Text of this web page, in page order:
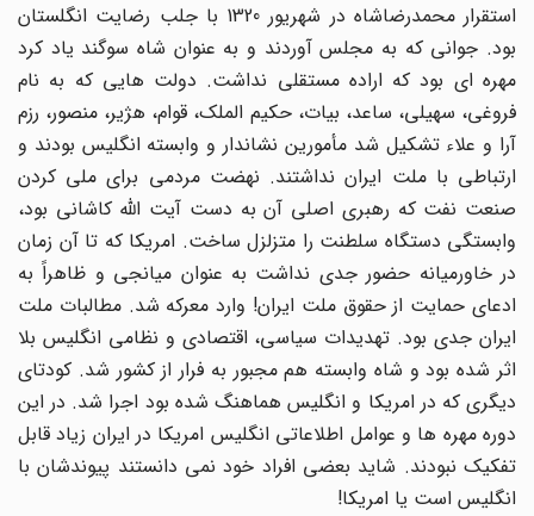
استقرار محمدرضاشاه در شهریور 1320 با جلب رضایت انگلستان
بود. جوانی که به مجلس آوردند و به عنوان شاه سوگند یاد کرد
مهره ای بود که اراده مستقلی نداشت. دولت هایی که به نام
فروغی، سهیلی، ساعد، بیات، حکیم الملک، قوام، هژیر، منصور، رزم
آرا و علاء تشکیل شد مأمورین نشاندار و وابسته انگلیس بودند و
ارتباطی با ملت ایران نداشتند. نهضت مردمی برای ملی کردن
صنعت نفت که رهبری اصلی آن به دست آیت الله کاشانی بود،
وابستگی دستگاه سلطنت را متزلزل ساخت. امریکا که تا آن زمان
در خاورمیانه حضور جدی نداشت به عنوان میانجی و ظاهراً به
ادعای حمایت از حقوق ملت ایران! وارد معرکه شد. مطالبات ملت
ایران جدی بود. تهدیدات سیاسی، اقتصادی و نظامی انگلیس بلا
اثر شده بود و شاه وابسته هم مجبور به فرار از کشور شد. کودتای
دیگری که در امریکا و انگلیس هماهنگ شده بود اجرا شد. در این
دوره مهره ها و عوامل اطلاعاتی انگلیس امریکا در ایران زیاد قابل
تفکیک نبودند. شاید بعضی افراد خود نمی دانستند پیوندشان با
انگلیس است یا امریکا!